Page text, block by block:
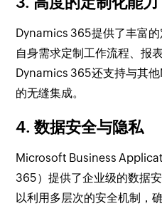
Dynamics 365提供了丰富
自身需求定制工作流程、报
Dynamics 365还支持与其
的无缝集成。
4. 数据安全与隐私
Microsoft Business
365）提供了企业级的数据
以利用多层次的安全机制，